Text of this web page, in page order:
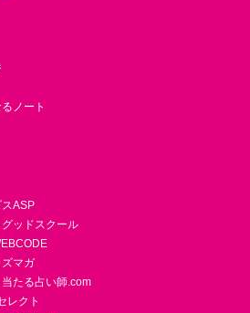
ノート
ASP
ッドスクール
マガ
たる占い師.com
レクト